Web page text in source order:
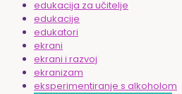
edukacija za učitelje
edukacije
edukatori
ekrani
ekrani i razvoj
ekranizam
eksperimentiranje s alkoholom